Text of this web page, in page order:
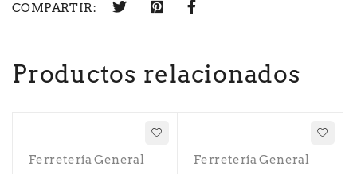
COMPARTIR:
Productos relacionados
Ferretería General
Ferretería General